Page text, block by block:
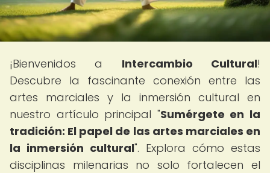
¡Bienvenidos a Intercambio Cultural!
Descubre la fascinante conexión entre las
artes marciales y la inmersión cultural en
nuestro artículo principal "Sumérgete en la
tradición: El papel de las artes marciales en
la inmersión cultural". Explora cómo estas
disciplinas milenarias no solo fortalecen el